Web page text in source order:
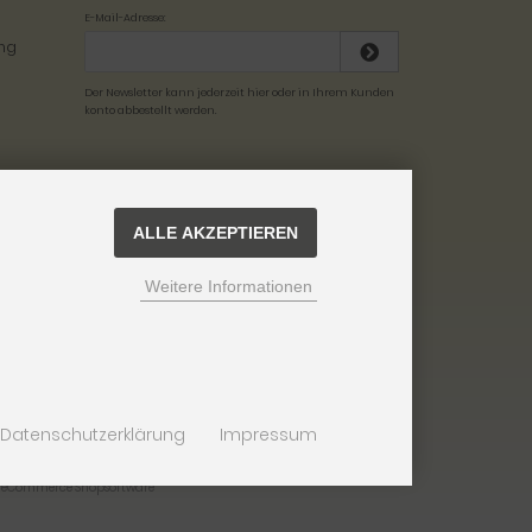
E-Mail-Adresse:
Der Newsletter kann jederzeit hier oder in Ihrem Kunden
konto abbestellt werden.
Shopsoftware
ALLE AKZEPTIEREN
Weitere Informationen
Datenschutzerklärung Impressum